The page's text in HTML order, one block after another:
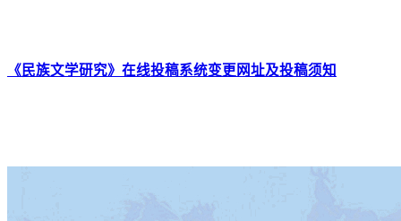
《民族文学研究》在线投稿系统变更网址及投稿须知